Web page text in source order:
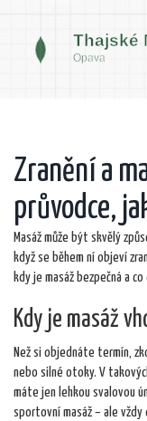
Zranění a
průvodce,
Masáž může být skvělý
když se během ní objeví
kdy je masáž bezpečná a
Kdy je masáž
Než si objednáte termín,
nebo silné otoky. V
máte jen lehkou svalovou
sportovní masáž – ale